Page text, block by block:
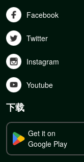
Facebook
Twitter
Instagram
Youtube
下载
Get it on
Google Play